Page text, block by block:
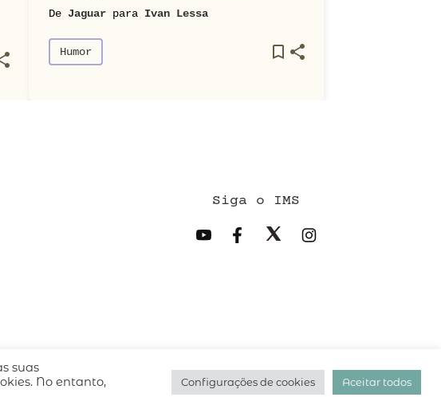
De Jaguar para Ivan Lessa
Humor
Siga o IMS
desenvolvido pelo hacklab/
suas
No entanto,
Configurações de cookies Aceitar todos